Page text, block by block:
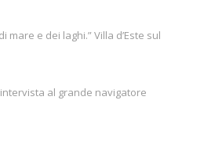
mare e dei laghi.” Villa d’Este sul
intervista al grande navigatore